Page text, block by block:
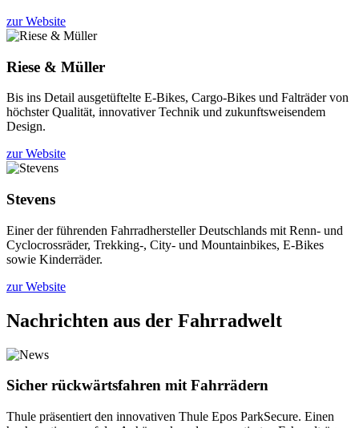
zur Website
Riese & Müller
Bis ins Detail ausgetüftelte E-Bikes, Cargo-Bikes und Falträder von
höchster Qualität, innovativer Technik und zukunftsweisendem
Design.
zur Website
Stevens
Einer der führenden Fahrradhersteller Deutschlands mit Renn- und
Cyclocrossräder, Trekking-, City- und Mountainbikes, E-Bikes
sowie Kinderräder.
zur Website
Nachrichten aus der Fahrradwelt
Sicher rückwärtsfahren mit Fahrrädern
Thule präsentiert den innovativen Thule Epos ParkSecure. Einen